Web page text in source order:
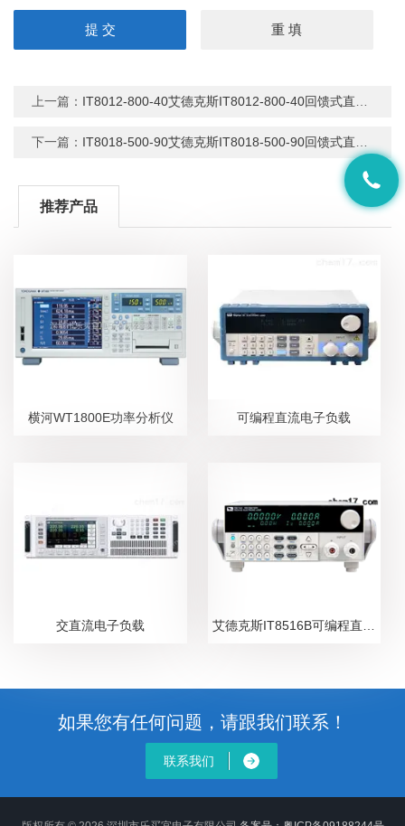
上一篇： IT8012-800-40艾德克斯IT8012-800-40回馈式直流电子负载
下一篇： IT8018-500-90艾德克斯IT8018-500-90回馈式直流电子负载
推荐产品
横河WT1800E功率分析仪 可编程直流电子负载
交直流电子负载
如果您有任何问题，请跟我们联系！
联系我们